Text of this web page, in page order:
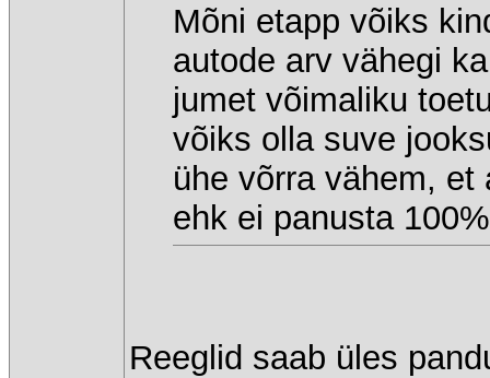
Mõni etapp võiks
autode arv vähegi
jumet võimaliku
võiks olla suve
ühe võrra vähem,
ehk ei panusta
Reeglid saab üles